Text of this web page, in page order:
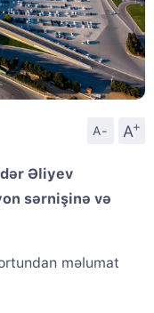
A- A
+
Əliyev
sərnişinə və
məlumat